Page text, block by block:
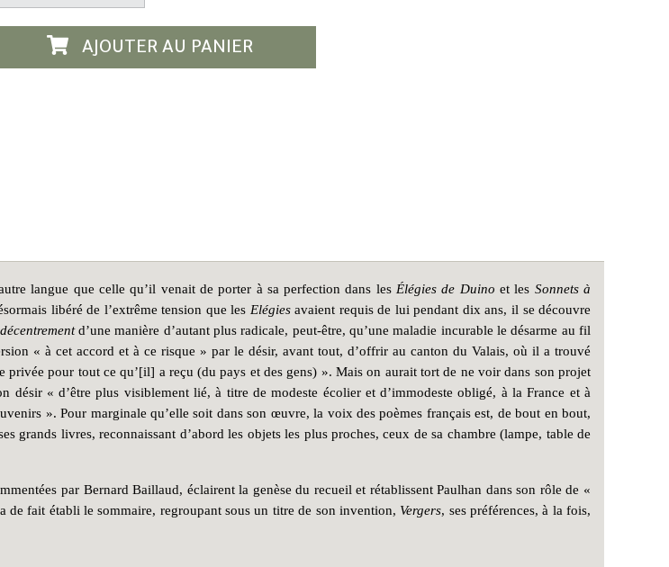
AJOUTER AU PANIER
langue que celle qu’il venait de porter à sa perfection dans les Élégies de Duinoet les Sonnets à
libéré de l’extrême tension que les Elégiesavaient requis de lui pendant dix ans, il se découvre
décentrementd’une manière d’autant plus radicale, peut-être, qu’une maladie incurable le désarme au fil
« à cet accord et à ce risque » par le désir, avant tout, d’offrir au canton du Valais, où il a trouvé
privée pour tout ce qu’[il] a reçu (du pays et des gens) ». Mais on aurait tort de ne voir dans son projet
désir « d’être plus visiblement lié, à titre de modeste écolier et d’immodeste obligé, à la France et à
». Pour marginale qu’elle soit dans son œuvre, la voix des poèmes français est, de bout en bout,
grands livres, reconnaissant d’abord les objets les plus proches, ceux de sa chambre (lampe, table de
par Bernard Baillaud, éclairent la genèse du recueil et rétablissent Paulhan dans son rôle de «
de fait établi le sommaire, regroupant sous un titre de son invention, Vergers, ses préférences, à la fois,